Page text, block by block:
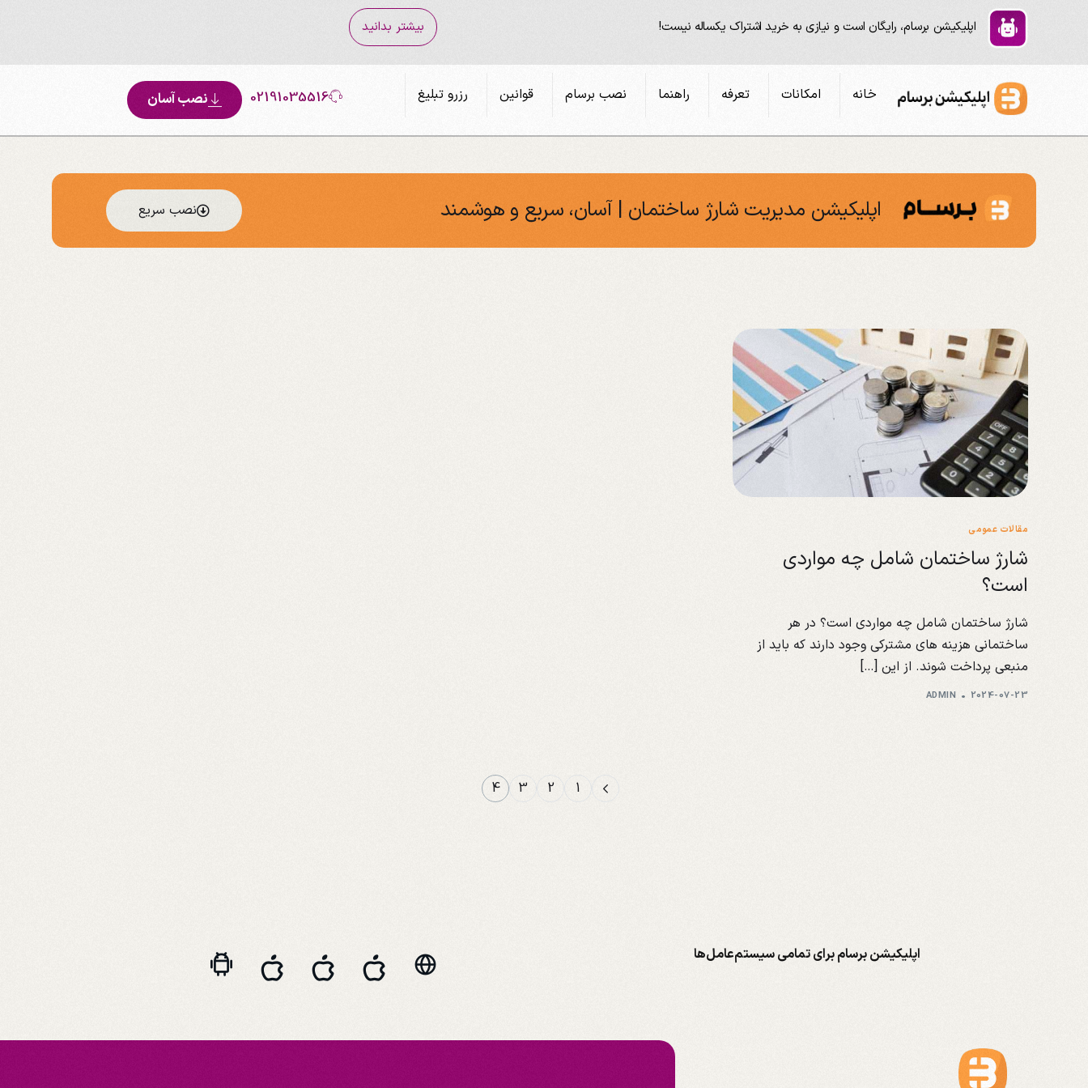
اپلیکیشن برسام، رایگان است و نیازی به خرید اشتراک یکساله نیست! بیشتر بدانید
خانه امکانات تعرفه راهنما نصب برسام قوانین رزرو تبلیغ 02191035516 نصب آسان
اپلیکیشن مدیریت شارژ ساختمان | آسان، سریع و هوشمند نصب سریع
مقالات عمومی
شارژ ساختمان شامل چه مواردی
است؟
شارژ ساختمان شامل چه مواردی است؟ در هر
ساختمانی هزینه های مشترکی وجود دارند که باید از
منبعی پرداخت شوند. از این […]
ADMIN 2024-07-23
1
2
3
4
اپلیکیشن برسام برای تمامی سیستم‌عامل‌ها